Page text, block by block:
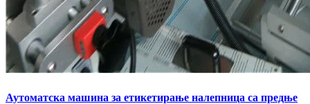
Аутоматска машина за етикетирање налепница са предње